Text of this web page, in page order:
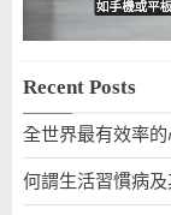
Recent Posts
全世界最有效率
何謂生活習慣病